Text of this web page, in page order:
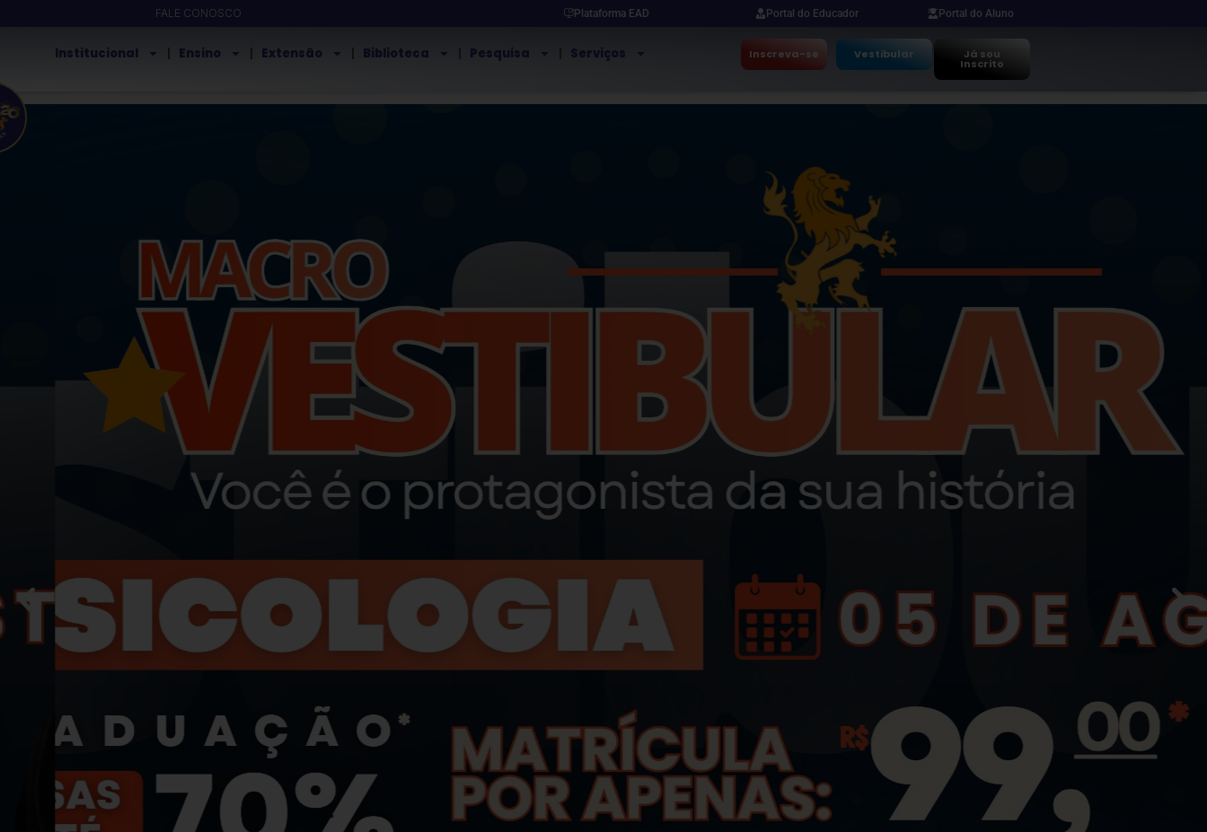
conteúdo
FALE CONOSCO Plataforma EAD Portal do Educador Portal do Aluno
Institucional Ensino Extensão Biblioteca Pesquisa Serviços Inscreva-se Já sou
Inscrito
Vestibular